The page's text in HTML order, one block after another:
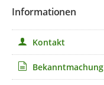
Informationen
Kontakt
Bekanntmachung